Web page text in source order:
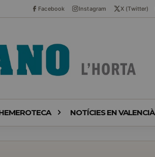
Facebook Instagram X (Twitter)
NOTÍCIES EN VALENCIÀ